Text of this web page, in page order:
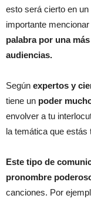
esto será cierto en
importante
palabra por una
audiencias.
Según expertos y
tiene un poder
envolver a tu
la temática que estás
Este tipo de
pronombre
canciones. Por